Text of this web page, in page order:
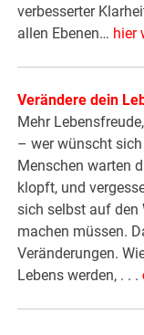
verbesserter
allen Ebenen… hier
Verändere dein
Mehr
– wer wünscht
Menschen warten
klopft, und
sich selbst auf den
machen müssen.
Veränderungen.
Lebens werden, . . .